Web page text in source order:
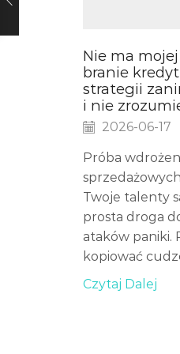
Nie ma
branie
strategii
i nie
2026-06-17
Próba
Twoje talenty
prosta droga
ataków paniki.
kopiować
Czytaj Dalej